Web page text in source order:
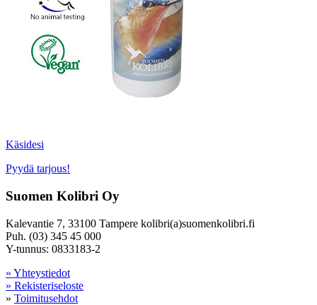
Käsidesi
Pyydä tarjous!
Suomen Kolibri Oy
Kalevantie 7, 33100 Tampere kolibri(a)suomenkolibri.fi
Puh. (03) 345 45 000
Y-tunnus: 0833183-2
» Yhteystiedot
» Rekisteriseloste
» Toimitusehdot